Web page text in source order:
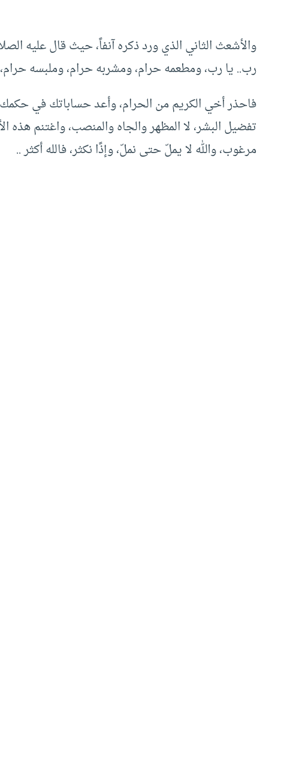
والأشعث الثاني الذي ورد ذكره آنفاً، حيث قال عليه
رب.. يا رب، ومطعمه حرام، ومشربه حرام، وملبسه
فاحذر أخي الكريم من الحرام، وأعد حساباتك في
تفضيل البشر، لا المظهر والجاه والمنصب، واغتنم هذه
مرغوب، والله لا يملّ حتى نملّ، وإذًا نكثر، فالله أكثر ..